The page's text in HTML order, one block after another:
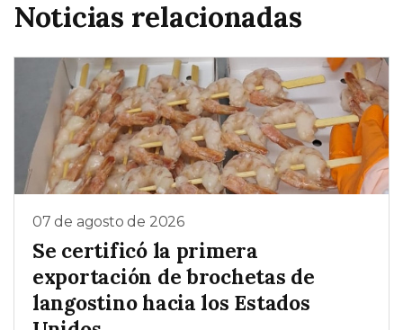
Noticias relacionadas
07 de agosto de 2026
Se certificó la primera
exportación de brochetas de
langostino hacia los Estados